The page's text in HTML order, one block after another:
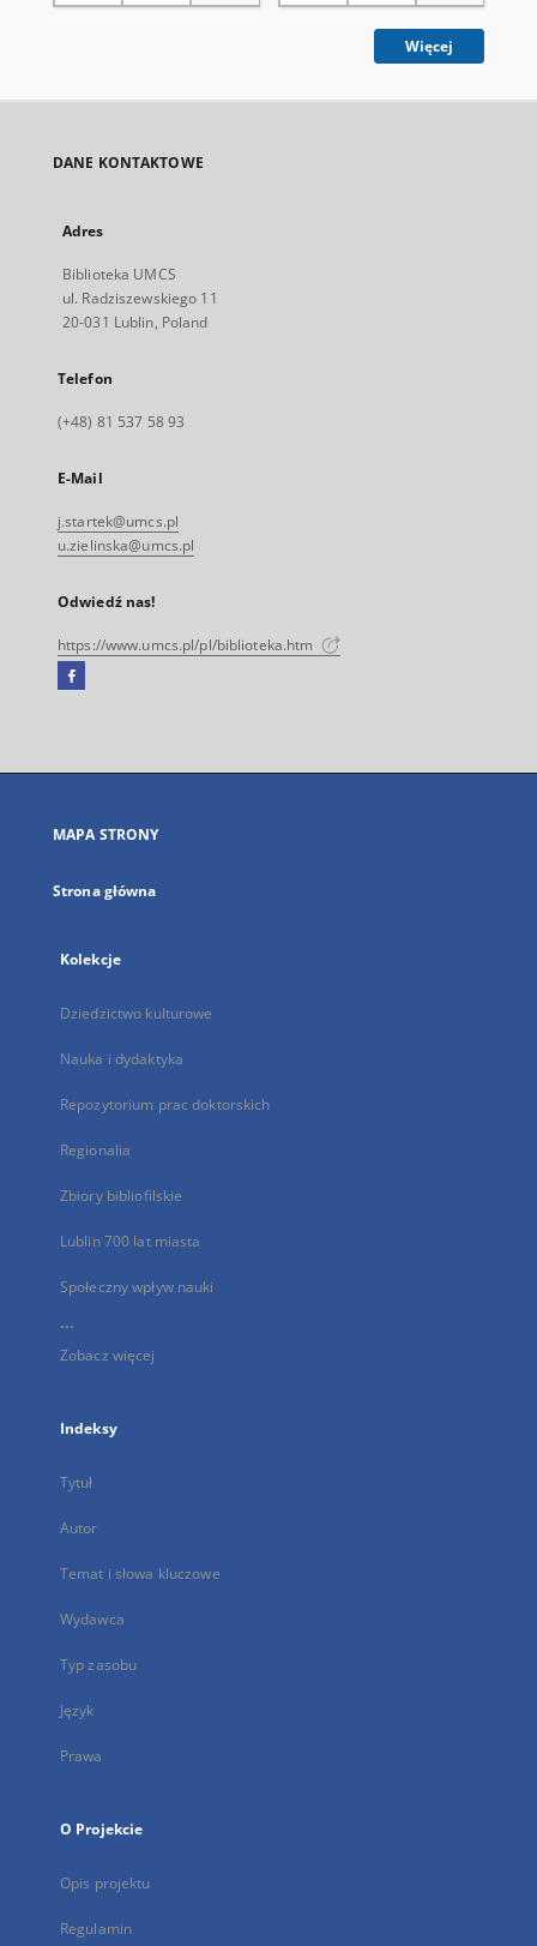
Więcej
DANE KONTAKTOWE
Adres
Biblioteka UMCS
ul. Radziszewskiego 11
20-031 Lublin, Poland
Telefon
(+48) 81 537 58 93
E-Mail
j.startek@umcs.pl
u.zielinska@umcs.pl
Odwiedź nas!
https://www.umcs.pl/pl/biblioteka.htm
Facebook
się
karcie
MAPA STRONY
Strona główna
Kolekcje
Dziedzictwo kulturowe
Nauka i dydaktyka
Repozytorium prac doktorskich
Regionalia
Zbiory bibliofilskie
Lublin 700 lat miasta
Społeczny wpływ nauki
...
Zobacz więcej
Indeksy
Tytuł
Autor
Temat i słowa kluczowe
Wydawca
Typ zasobu
Język
Prawa
O Projekcie
Opis projektu
Regulamin